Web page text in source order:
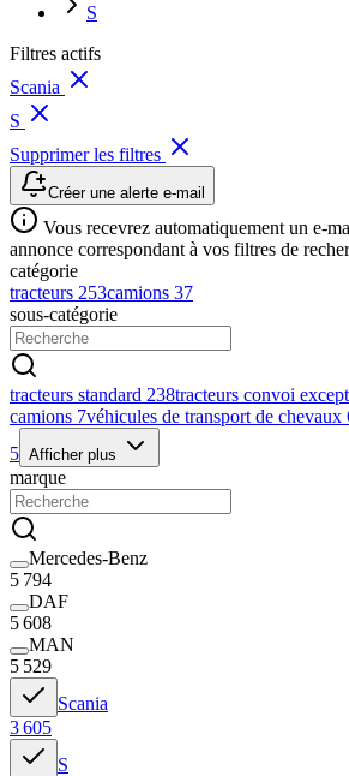
S
Filtres actifs
Scania
S
Supprimer les filtres
Créer une alerte e-mail
Vous recevrez automatiquement un e-
annonce correspondant à vos filtres de
catégorie
tracteurs 253camions 37
sous-catégorie
tracteurs standard 238tracteurs convoi
camions 7véhicules de transport de chevaux
5 Afficher plus
marque
Mercedes-Benz
5 794
DAF
5 608
MAN
5 529
Scania
3 605
S